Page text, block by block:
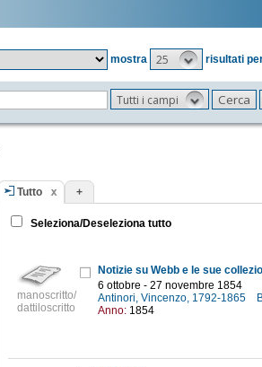
mostra
25 risultati
Tutti i campi
Tutto +
Seleziona/Deseleziona tutto
manoscritto/
dattiloscritto
6 ottobre - 27 novembre 1854
Antinori, Vincenzo, 1792-1865
Anno: 1854